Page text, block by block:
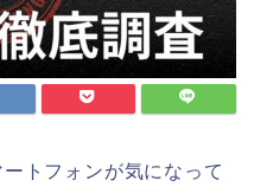
トフォンが気になって